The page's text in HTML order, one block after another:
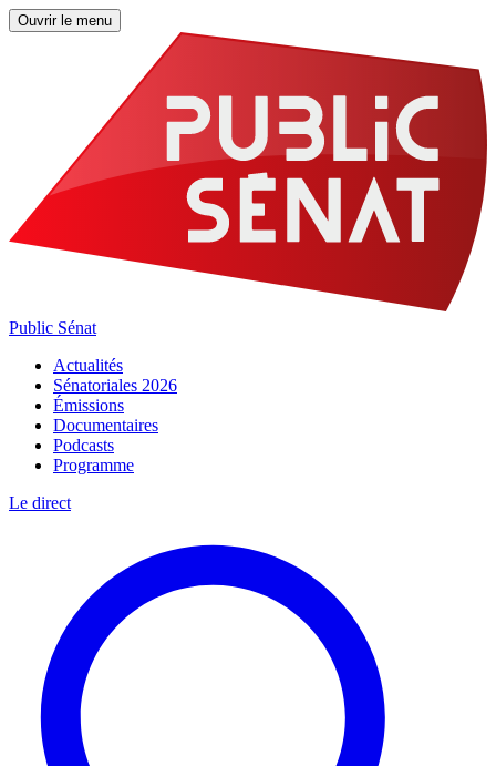
Ouvrir le menu
Public Sénat
Actualités
Sénatoriales 2026
Émissions
Documentaires
Podcasts
Programme
Le direct